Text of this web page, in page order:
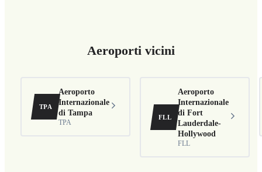
Aeroporti vicini
TPA
Aeroporto
Internazionale
di Tampa
TPA
FLL
Aeroporto
Internazionale
di Fort
Lauderdale-
Hollywood
FLL